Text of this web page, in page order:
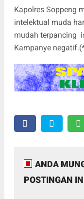
Kapolres Soppeng
intelektual muda
mudah terpancing
Kampanye
ANDA
POSTINGAN